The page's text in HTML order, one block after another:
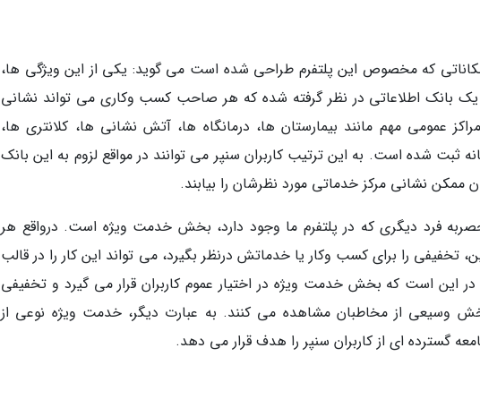
که مخصوص این پلتفرم طراحی شده است می گوید: یکی از این ویژگی ها،
بانک اطلاعاتی در نظر گرفته شده که هر صاحب کسب وکاری می تواند نشانی
عمومی مهم مانند بیمارستان ها، درمانگاه ها، آتش نشانی ها، کلانتری ها،
ثبت شده است. به این ترتیب کاربران سنپر می توانند در مواقع لزوم به این بانک
ممکن نشانی مرکز خدماتی مورد نظرشان را بیابند.
فرد دیگری که در پلتفرم ما وجود دارد، بخش خدمت ویژه است. درواقع هر
را برای کسب وکار یا خدماتش درنظر بگیرد، می تواند این کار را در قالب
است که بخش خدمت ویژه در اختیار عموم کاربران قرار می گیرد و تخفیفی
وسیعی از مخاطبان مشاهده می کنند. به عبارت دیگر، خدمت ویژه نوعی از
گسترده ای از کاربران سنپر را هدف قرار می دهد.